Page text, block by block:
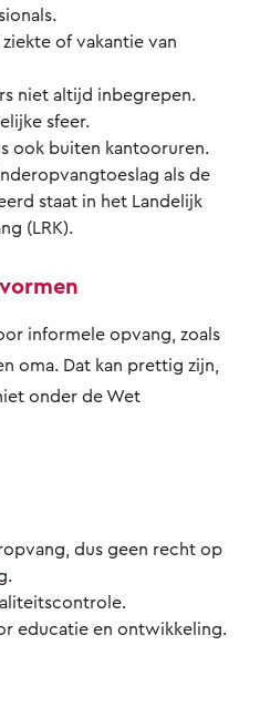
of vakantie van
niet altijd inbegrepen.
sfeer.
ook buiten kantooruren.
als de
staat in het Landelijk
(LRK).
informele opvang, zoals
oma. Dat kan prettig zijn,
onder de Wet
dus geen recht op
.
educatie en ontwikkeling.